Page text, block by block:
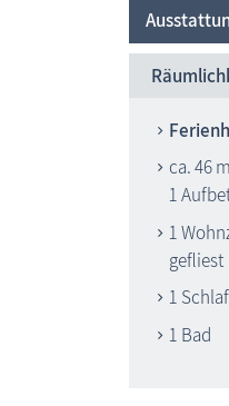
ca. 46
1
1
gefliest
1
1 Bad